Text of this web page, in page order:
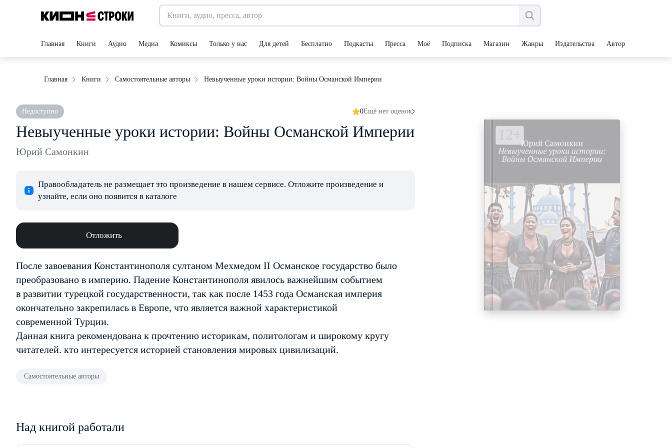
Главная Книги Аудио Медиа Комиксы Только у нас Для детей Бесплатно Подкасты Пресса Моё Подписка Магазин Жанры Издательства Авторы
Главная Книги Самостоятельные авторы Невыученные уроки истории: Войны Османской Империи
Недоступно 0Ещё нет оценок
Невыученные уроки истории: Войны Османской Империи
Юрий Самонкин
Правообладатель не размещает это произведение в нашем сервисе. Отложите произведение и
узнайте, если оно появится в каталоге
Отложить
После завоевания Константинополя султаном Мехмедом II Османское государство было
преобразовано в империю. Падение Константинополя явилось важнейшим событием
в развитии турецкой государственности, так как после 1453 года Османская империя
окончательно закрепилась в Европе, что является важной характеристикой
современной Турции.
Данная книга рекомендована к прочтению историкам, политологам и широкому кругу
читателей. кто интересуется историей становления мировых цивилизаций.
Самостоятельные авторы
Над книгой работали